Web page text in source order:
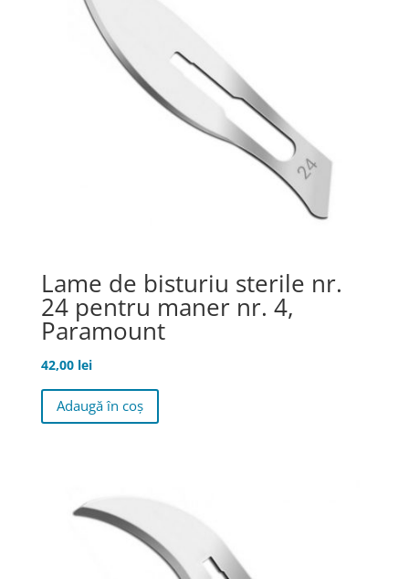
Lame de bisturiu sterile nr.
24 pentru maner nr. 4,
Paramount
42,00 lei
Adaugă în coș